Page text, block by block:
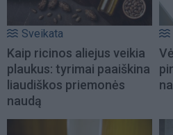
Sveikata
Kaip ricinos aliejus veikia
plaukus: tyrimai paaiškina
liaudiškos priemonės
naudą